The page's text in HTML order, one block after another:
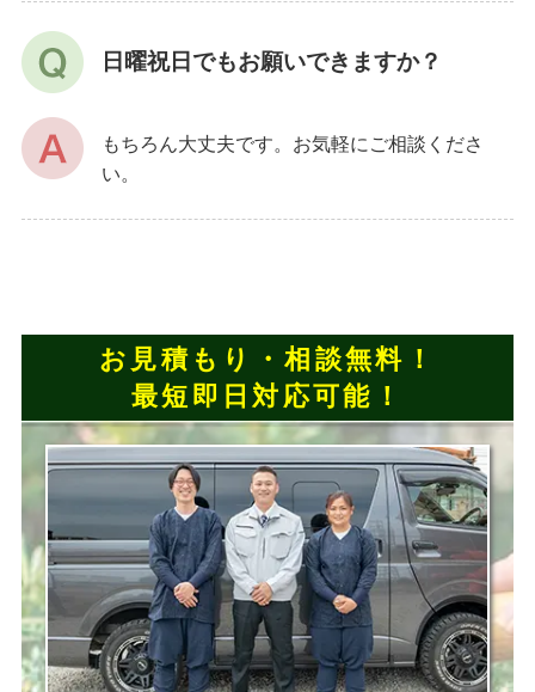
日曜祝日でもお願いできますか？
もちろん大丈夫です。お気軽にご相談くださ
い。
お見積もり・相談無料！
最短即日対応可能！